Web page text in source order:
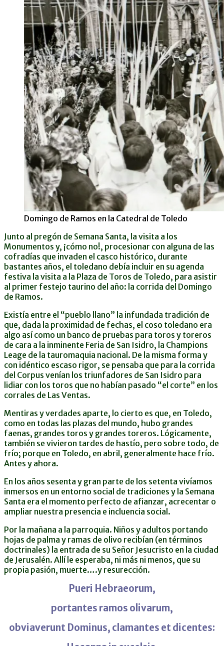
Domingo de Ramos en la Catedral de Toledo
Junto al pregón de Semana Santa, la visita a los
Monumentos y, ¡cómo no!, procesionar con alguna de las
cofradías que invaden el casco histórico, durante
bastantes años, el toledano debía incluir en su agenda
festiva la visita a la Plaza de Toros de Toledo, para asistir
al primer festejo taurino del año: la corrida del Domingo
de Ramos.
Existía entre el “pueblo llano” la infundada tradición de
que, dada la proximidad de fechas, el coso toledano era
algo así como un banco de pruebas para toros y toreros
de cara a la inminente Feria de San Isidro, la Champions
Leage de la tauromaquia nacional. De la misma forma y
con idéntico escaso rigor, se pensaba que para la corrida
del Corpus venían los triunfadores de San Isidro para
lidiar con los toros que no habían pasado “el corte” en los
corrales de Las Ventas.
Mentiras y verdades aparte, lo cierto es que, en Toledo,
como en todas las plazas del mundo, hubo grandes
faenas, grandes toros y grandes toreros. Lógicamente,
también se vivieron tardes de hastío, pero sobre todo, de
frío; porque en Toledo, en abril, generalmente hace frío.
Antes y ahora.
En los años sesenta y gran parte de los setenta vivíamos
inmersos en un entorno social de tradiciones y la Semana
Santa era el momento perfecto de afianzar, acrecentar o
ampliar nuestra presencia e incluencia social.
Por la mañana a la parroquia. Niños y adultos portando
hojas de palma y ramas de olivo recibían (en términos
doctrinales) la entrada de su Señor Jesucristo en la ciudad
de Jerusalén. Allí le esperaba, ni más ni menos, que su
propia pasión, muerte….y resurección.
Pueri Hebraeorum,
portantes ramos olivarum,
obviaverunt Dominus, clamantes et dicentes: